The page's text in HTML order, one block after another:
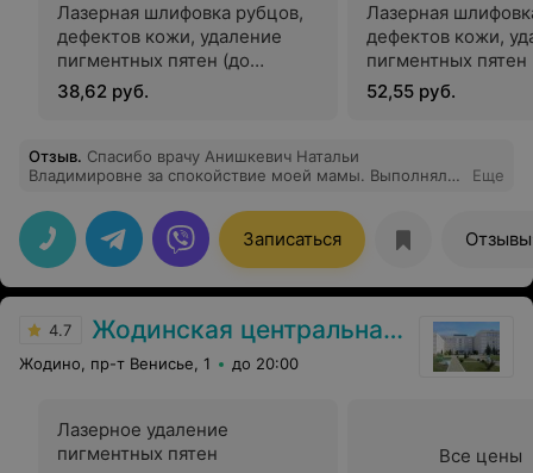
Лазерная шлифовка рубцов,
дефектов кожи, удаление
пигментных пятен (до
1см.кв.)
38,62 руб.
Лазерная
дефектов кожи,
пигментных пятен
2см.кв.)
52,55 руб.
Отзыв. Спасибо врачу Анишкевич Натальи
Владимировне за спокойствие моей мамы. Выполняли
Еще
Записаться Отзывы
4.7 Жодинская центральная городская больница
Жодино, пр-т Венисье, 1 до 20:00
Лазерное удаление
пигментных пятен
Все цены